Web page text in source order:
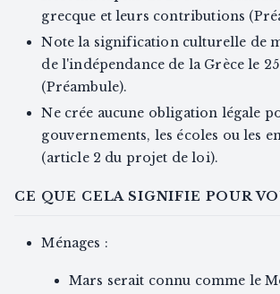
grecque et leurs contributions
Note la signification culturelle de
de l'indépendance de la Grèce le 25
(Préambule).
Ne crée aucune obligation légale
gouvernements, les écoles ou les
(article 2 du projet de loi).
CE QUE CELA SIGNIFIE POUR
Ménages :
Mars serait connu comme le